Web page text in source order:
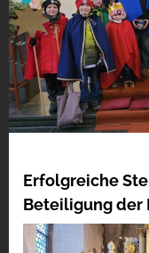
Erfolgreiche
Beteiligung der